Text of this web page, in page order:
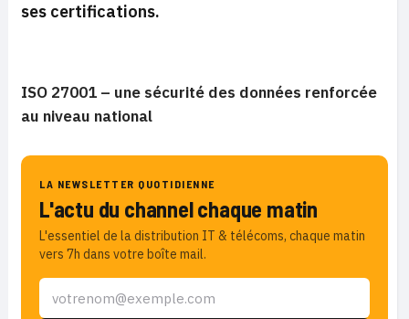
ses certifications.
ISO 27001 – une sécurité des données renforcée
au niveau national
LA NEWSLETTER QUOTIDIENNE
L'actu du channel chaque matin
L'essentiel de la distribution IT & télécoms, chaque matin
vers 7h dans votre boîte mail.